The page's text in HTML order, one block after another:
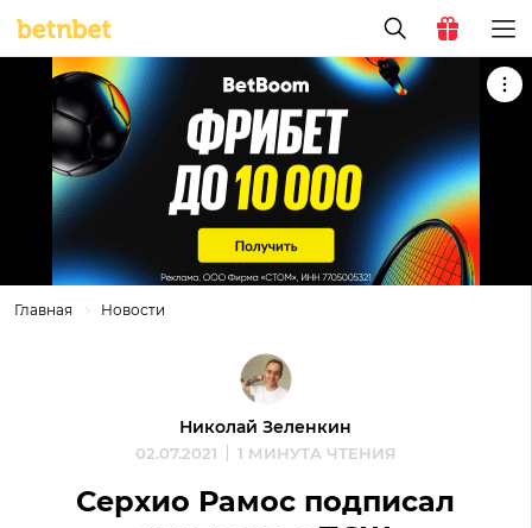
Главная Новости
Николай Зеленкин
02.07.2021 1 МИНУТА ЧТЕНИЯ
Серхио Рамос подписал